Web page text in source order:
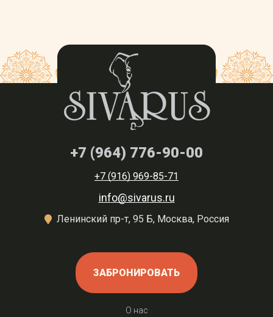
+7 (964) 776-90-00
+7 (916) 969-85-71
info@sivarus.ru
Ленинский пр-т, 95 Б, Москва, Россия
ЗАБРОНИРОВАТЬ
О нас